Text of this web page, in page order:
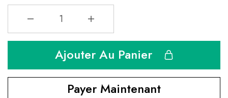
Ajouter Au Panier
Payer Maintenant